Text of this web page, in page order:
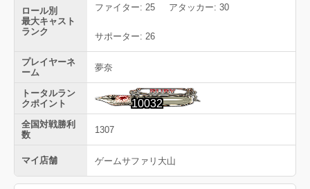
ロール別
最大キャスト
ランク
ファイター: 25 アタッカー: 30
サポーター: 26
プレイヤーネ
ーム
夢奈
トータルラン
クポイント
10032
全国対戦勝利
数
1307
マイ店舗 ゲームサファリ大山